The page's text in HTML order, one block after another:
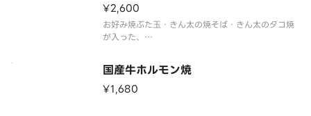
¥2,600
お好み焼ぶた玉・きん太の焼そば・きん太のタコ焼
が入った、
国産牛ホルモン焼
¥1,680